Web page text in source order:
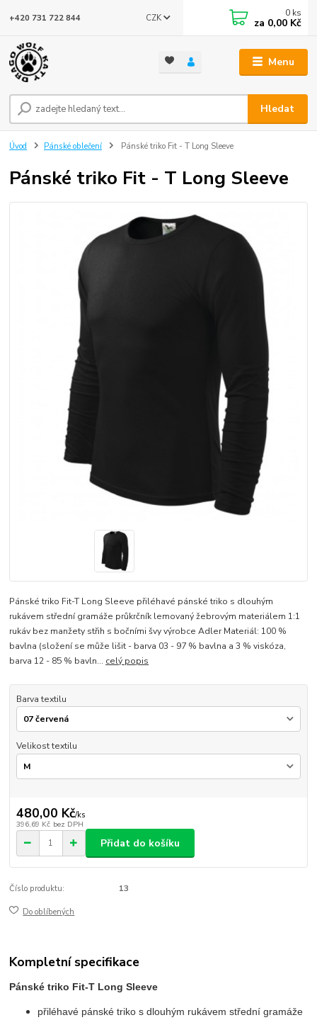
Menu
CZK
Hledat
+420 731 722 844 0 ks
za 0,00 Kč
Úvod Pánské oblečení Pánské triko Fit - T Long Sleeve
Pánské triko Fit - T Long Sleeve
Pánské triko Fit-T Long Sleeve přiléhavé pánské triko s dlouhým
rukávem střední gramáže průkrčník lemovaný žebrovým materiálem 1:1
rukáv bez manžety střih s bočními švy výrobce Adler Materiál: 100 %
bavlna (složení se může lišit - barva 03 - 97 % bavlna a 3 % viskóza,
barva 12 - 85 % bavln... celý popis
Barva textilu
Velikost textilu
480,00 Kč/ks
396,69 Kč bez DPH
Přidat do košíku
Číslo produktu: 13
Do oblíbených
Kompletní specifikace
Pánské triko Fit-T Long Sleeve
přiléhavé pánské triko s dlouhým rukávem střední gramáže